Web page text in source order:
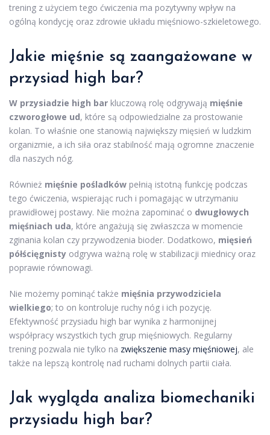
trening z użyciem tego ćwiczenia ma pozytywny wpływ na
ogólną kondycję oraz zdrowie układu mięśniowo-szkieletowego.
Jakie mięśnie są zaangażowane w
przysiad high bar?
W przysiadzie high bar kluczową rolę odgrywają mięśnie
czworogłowe ud, które są odpowiedzialne za prostowanie
kolan. To właśnie one stanowią największy mięsień w ludzkim
organizmie, a ich siła oraz stabilność mają ogromne znaczenie
dla naszych nóg.
Również mięśnie pośladków pełnią istotną funkcję podczas
tego ćwiczenia, wspierając ruch i pomagając w utrzymaniu
prawidłowej postawy. Nie można zapominać o dwugłowych
mięśniach uda, które angażują się zwłaszcza w momencie
zginania kolan czy przywodzenia bioder. Dodatkowo, mięsień
półścięgnisty odgrywa ważną rolę w stabilizacji miednicy oraz
poprawie równowagi.
Nie możemy pominąć także mięśnia przywodziciela
wielkiego; to on kontroluje ruchy nóg i ich pozycję.
Efektywność przysiadu high bar wynika z harmonijnej
współpracy wszystkich tych grup mięśniowych. Regularny
trening pozwala nie tylko na zwiększenie masy mięśniowej, ale
także na lepszą kontrolę nad ruchami dolnych partii ciała.
Jak wygląda analiza biomechaniki
przysiadu high bar?